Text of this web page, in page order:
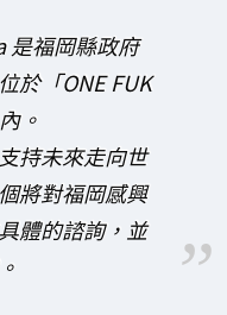
是福岡縣政府
於「ONE FUK
。
持未來走向世
將對福岡感興
體的諮詢，並